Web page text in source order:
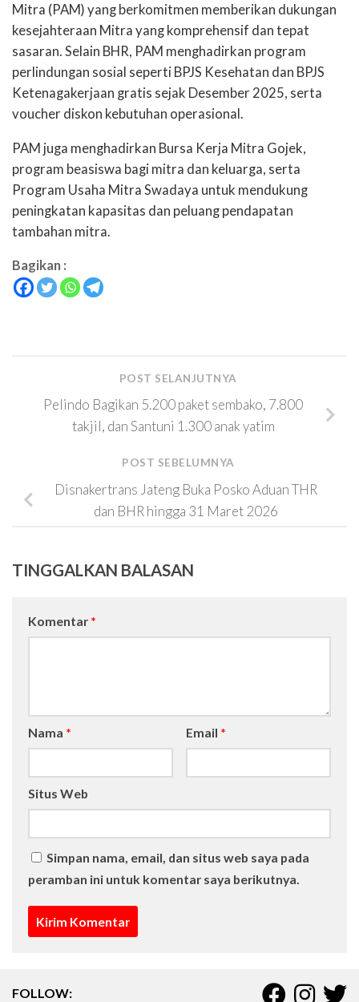
Mitra (PAM) yang berkomitmen memberikan dukungan
kesejahteraan Mitra yang komprehensif dan tepat
sasaran. Selain BHR, PAM menghadirkan program
perlindungan sosial seperti BPJS Kesehatan dan BPJS
Ketenagakerjaan gratis sejak Desember 2025, serta
voucher diskon kebutuhan operasional.
PAM juga menghadirkan Bursa Kerja Mitra Gojek,
program beasiswa bagi mitra dan keluarga, serta
Program Usaha Mitra Swadaya untuk mendukung
peningkatan kapasitas dan peluang pendapatan
tambahan mitra.
Bagikan :
POST SELANJUTNYA
Pelindo Bagikan 5.200 paket sembako, 7.800
takjil, dan Santuni 1.300 anak yatim
POST SEBELUMNYA
Disnakertrans Jateng Buka Posko Aduan THR
dan BHR hingga 31 Maret 2026
TINGGALKAN BALASAN
Komentar *
Nama * Email *
Situs Web
Simpan nama, email, dan situs web saya pada
peramban ini untuk komentar saya berikutnya.
FOLLOW: